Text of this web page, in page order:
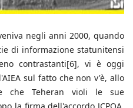
negli anni 2000, quando
di informazione statunitensi
contrastanti[6], vi è oggi
sul fatto che non v'è, allo
che Teheran violi le sue